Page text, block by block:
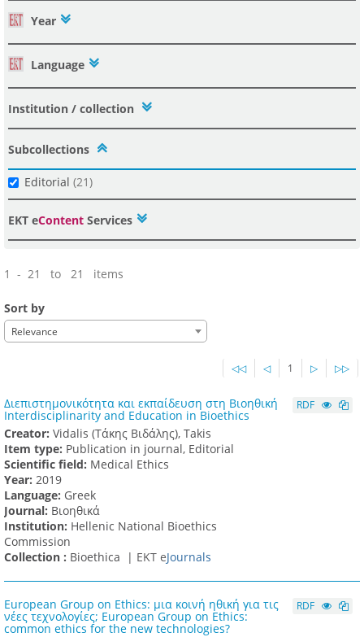
Year
Language
Institution / collection
Subcollections
Editorial (21)
ΕΚΤ eContent Services
1 - 21 to 21 items
Sort by
Relevance
◁◁ ◁ 1 ▷ ▷▷
Διεπιστημονικότητα και εκπαίδευση στη Βιοηθική
Interdisciplinarity and Education in Bioethics
Creator: Vidalis (Τάκης Βιδάλης), Takis
Item type: Publication in journal, Editorial
Scientific field: Medical Ethics
Υear: 2019
Language: Greek
Journal: Βιοηθικά
Institution: Hellenic National Bioethics
Commission
Collection : Bioethica | ΕΚΤ eJournals
RDF
European Group on Ethics: μια κοινή ηθική για τις
νέες τεχνολογίες; European Group on Ethics:
common ethics for the new technologies?
RDF